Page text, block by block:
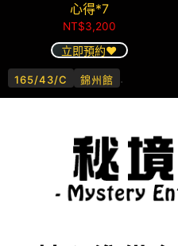
心得*7
NT$3,200
立即預約❤️
165/43/C 錦州館 .